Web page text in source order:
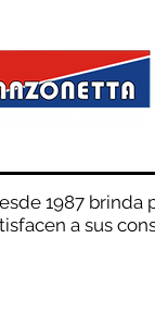
1987 brinda
a sus